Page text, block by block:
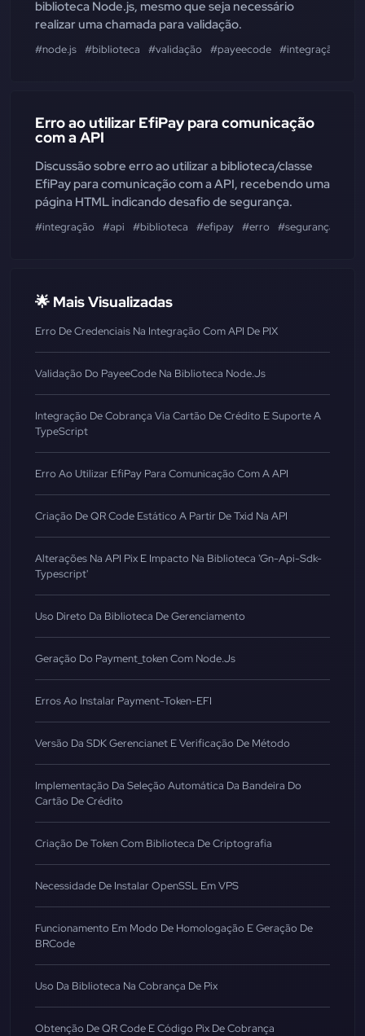
biblioteca Node.js, mesmo que seja necessário
realizar uma chamada para validação.
#node.js #biblioteca #validação #payeecode #integração
Erro ao utilizar EfiPay para comunicação
com a API
Discussão sobre erro ao utilizar a biblioteca/classe
EfiPay para comunicação com a API, recebendo uma
página HTML indicando desafio de segurança.
#integração #api #biblioteca #efipay #erro #segurança
🌟 Mais Visualizadas
Erro De Credenciais Na Integração Com API De PIX
Validação Do PayeeCode Na Biblioteca Node.js
Integração De Cobrança Via Cartão De Crédito E Suporte A
TypeScript
Erro Ao Utilizar EfiPay Para Comunicação Com A API
Criação De QR Code Estático A Partir De Txid Na API
Alterações Na API Pix E Impacto Na Biblioteca 'gn-Api-Sdk-
Typescript'
Uso Direto Da Biblioteca De Gerenciamento
Geração Do Payment_token Com Node.js
Erros Ao Instalar Payment-Token-EFI
Versão Da SDK Gerencianet E Verificação De Método
Implementação Da Seleção Automática Da Bandeira Do
Cartão De Crédito
Criação De Token Com Biblioteca De Criptografia
Necessidade De Instalar OpenSSL Em VPS
Funcionamento Em Modo De Homologação E Geração De
BRCode
Uso Da Biblioteca Na Cobrança De Pix
Obtenção De QR Code E Código Pix De Cobrança